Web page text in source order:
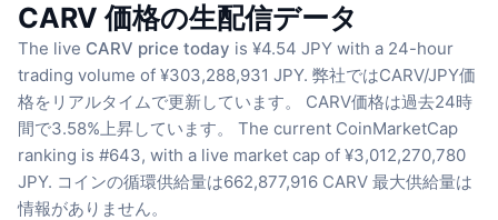
CARV 価格の生配信データ
The live CARV price today is ¥4.54 JPY with a 24-hour
trading volume of ¥303,288,931 JPY. 弊社ではCARV/JPY価
格をリアルタイムで更新しています。
CARV価格は過去24時
間で3.58%上昇しています。
The current CoinMarketCap
ranking is #643, with a live market cap of ¥3,012,270,780
JPY. コインの循環供給量は662,877,916 CARV 最大供給量は
情報がありません。